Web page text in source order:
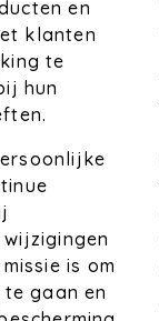
en
klanten
te
hun
is om
te gaan en